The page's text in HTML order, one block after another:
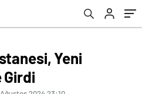
Yeni
Girdi